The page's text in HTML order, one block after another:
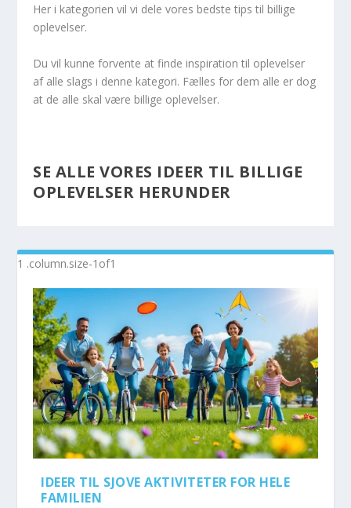
Her i kategorien vil vi dele vores bedste tips til billige
oplevelser.
Du vil kunne forvente at finde inspiration til oplevelser
af alle slags i denne kategori. Fælles for dem alle er dog
at de alle skal være billige oplevelser.
SE ALLE VORES IDEER TIL BILLIGE
OPLEVELSER HERUNDER
IDEER TIL SJOVE AKTIVITETER FOR HELE
FAMILIEN